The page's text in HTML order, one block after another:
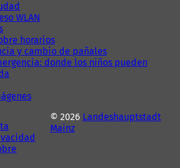
WLAN
horarios
y cambio de pañales
donde los niños pueden
© 2026 Landeshauptstadt
Mainz